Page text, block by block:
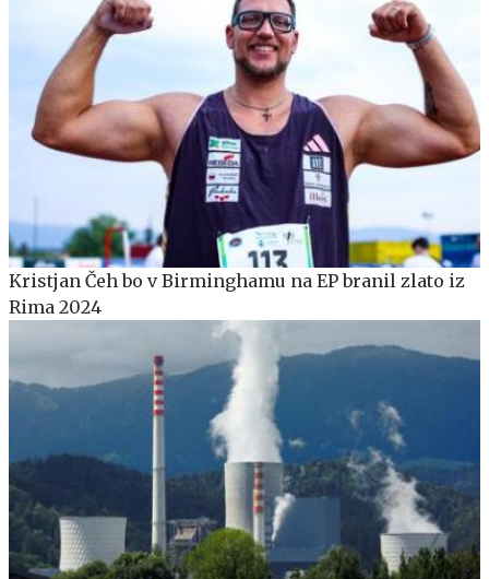
Kristjan Čeh bo v Birminghamu na EP branil zlato iz
Rima 2024